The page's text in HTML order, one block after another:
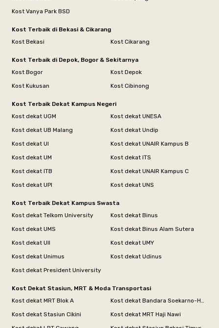
Kost Vanya Park BSD
Kost Terbaik di Bekasi & Cikarang
Kost Bekasi
Kost Cikarang
Kost Terbaik di Depok, Bogor & Sekitarnya
Kost Bogor
Kost Depok
Kost Kukusan
Kost Cibinong
Kost Terbaik Dekat Kampus Negeri
Kost dekat UGM
Kost dekat UNESA
Kost dekat UB Malang
Kost dekat Undip
Kost dekat UI
Kost dekat UNAIR Kampus B
Kost dekat UM
Kost dekat ITS
Kost dekat ITB
Kost dekat UNAIR Kampus C
Kost dekat UPI
Kost dekat UNS
Kost Terbaik Dekat Kampus Swasta
Kost dekat Telkom University
Kost dekat Binus
Kost dekat UMS
Kost dekat Binus Alam Sutera
Kost dekat UII
Kost dekat UMY
Kost dekat Unimus
Kost dekat Udinus
Kost dekat President University
Kost Dekat Stasiun, MRT & Moda Transportasi
Kost dekat MRT Blok A
Kost dekat Bandara Soekarno-Hatta
Kost dekat Stasiun Cikini
Kost dekat MRT Haji Nawi